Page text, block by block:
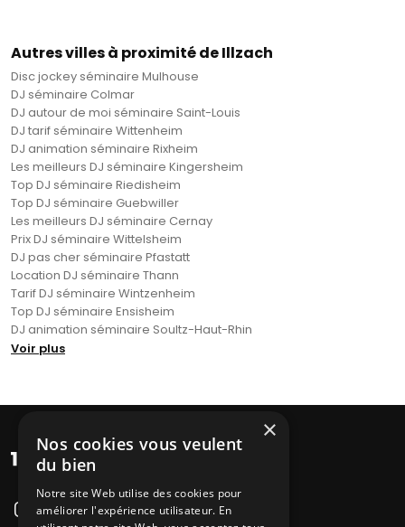
Autres villes à proximité de Illzach
Disc jockey séminaire Mulhouse
DJ séminaire Colmar
DJ autour de moi séminaire Saint-Louis
DJ tarif séminaire Wittenheim
DJ animation séminaire Rixheim
Les meilleurs DJ séminaire Kingersheim
Top DJ séminaire Riedisheim
Top DJ séminaire Guebwiller
Les meilleurs DJ séminaire Cernay
Prix DJ séminaire Wittelsheim
DJ pas cher séminaire Pfastatt
Location DJ séminaire Thann
Tarif DJ séminaire Wintzenheim
Top DJ séminaire Ensisheim
DJ animation séminaire Soultz-Haut-Rhin
Voir plus
×
Nos cookies vous veulent
du bien
Notre site Web utilise des cookies pour
améliorer l'expérience utilisateur. En